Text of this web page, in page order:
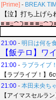
[Prime] - BREAK
【泣】打ち上げ
21:00 - 明日は何を
【飯テロ】ワ
21:00 - ラブライブ
【ラブライブ！】
21:00 - 本田未央ち
【アイマスセルラ